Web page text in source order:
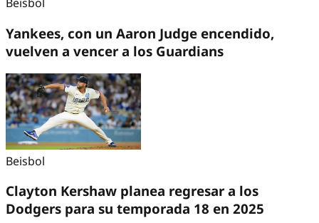
Yankees, con un Aaron Judge encendido,
vuelven a vencer a los Guardians
Beisbol
Clayton Kershaw planea regresar a los
Dodgers para su temporada 18 en 2025